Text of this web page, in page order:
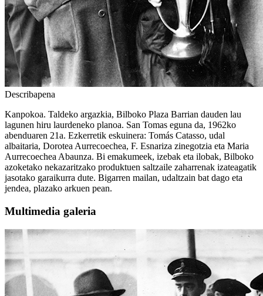
Describapena
Kanpokoa. Taldeko argazkia, Bilboko Plaza Barrian dauden lau
lagunen hiru laurdeneko planoa. San Tomas eguna da, 1962ko
abenduaren 21a. Ezkerretik eskuinera: Tomás Catasso, udal
albaitaria, Dorotea Aurrecoechea, F. Esnariza zinegotzia eta Maria
Aurrecoechea Abaunza. Bi emakumeek, izebak eta ilobak, Bilboko
azoketako nekazaritzako produktuen saltzaile zaharrenak izateagatik
jasotako garaikurra dute. Bigarren mailan, udaltzain bat dago eta
jendea, plazako arkuen pean.
Multimedia galeria